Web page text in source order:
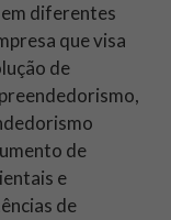
diferentes
que visa
de
de
e
de